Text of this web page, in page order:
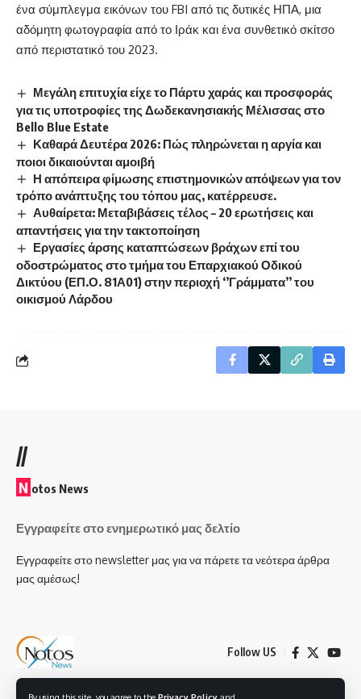
ένα σύμπλεγμα εικόνων του FBI από τις δυτικές ΗΠΑ, μια
αδόμητη φωτογραφία από το Ιράκ και ένα συνθετικό σκίτσο
από περιστατικό του 2023.
Μεγάλη επιτυχία είχε το Πάρτυ χαράς και προσφοράς
για τις υποτροφίες της Δωδεκανησιακής Μέλισσας στο
Bello Blue Estate
Καθαρά Δευτέρα 2026: Πώς πληρώνεται η αργία και
ποιοι δικαιούνται αμοιβή
Η απόπειρα φίμωσης επιστημονικών απόψεων για τον
τρόπο ανάπτυξης του τόπου μας, κατέρρευσε.
Αυθαίρετα: Μεταβιβάσεις τέλος – 20 ερωτήσεις και
απαντήσεις για την τακτοποίηση
Εργασίες άρσης καταπτώσεων βράχων επί του
οδοστρώματος στο τμήμα του Επαρχιακού Οδικού
Δικτύου (ΕΠ.Ο. 81Α01) στην περιοχή ‘’Γράμματα’’ του
οικισμού Λάρδου
//
N otos News
Εγγραφείτε στο ενημερωτικό μας δελτίο
Εγγραφείτε στο newsletter μας για να πάρετε τα νεότερα άρθρα
μας αμέσως!
Follow US